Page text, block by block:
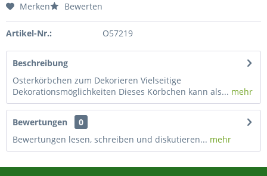
Merken Bewerten
Artikel-Nr.: O57219
Beschreibung
Osterkörbchen zum Dekorieren Vielseitige
Dekorationsmöglichkeiten Dieses Körbchen kann als... mehr
Bewertungen
0
Bewertungen lesen, schreiben und diskutieren... mehr